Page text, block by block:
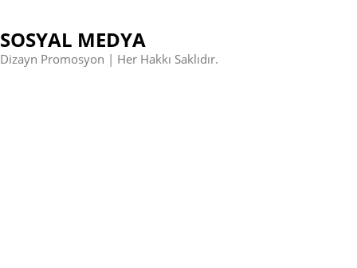
SOSYAL MEDYA
Dizayn Promosyon | Her Hakkı Saklıdır.